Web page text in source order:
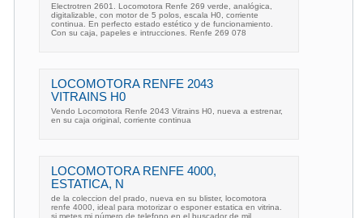
Electrotren 2601. Locomotora Renfe 269 verde, analógica,
digitalizable, con motor de 5 polos, escala H0, corriente
continua. En perfecto estado estético y de funcionamiento.
Con su caja, papeles e intrucciones. Renfe 269 078
LOCOMOTORA RENFE 2043
VITRAINS H0
Vendo Locomotora Renfe 2043 Vitrains H0, nueva a estrenar,
en su caja original, corriente continua
LOCOMOTORA RENFE 4000,
ESTATICA, N
de la coleccion del prado, nueva en su blister, locomotora
renfe 4000, ideal para motorizar o esponer estatica en vitrina.
si metes mi número de telefono en el buscador de mil